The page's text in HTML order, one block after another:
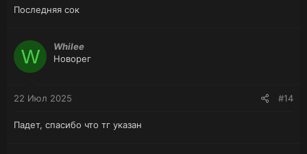
Последняя сок
W
Whilee
Новорег
22 Июл 2025 #14
Падет, спасибо что тг указан